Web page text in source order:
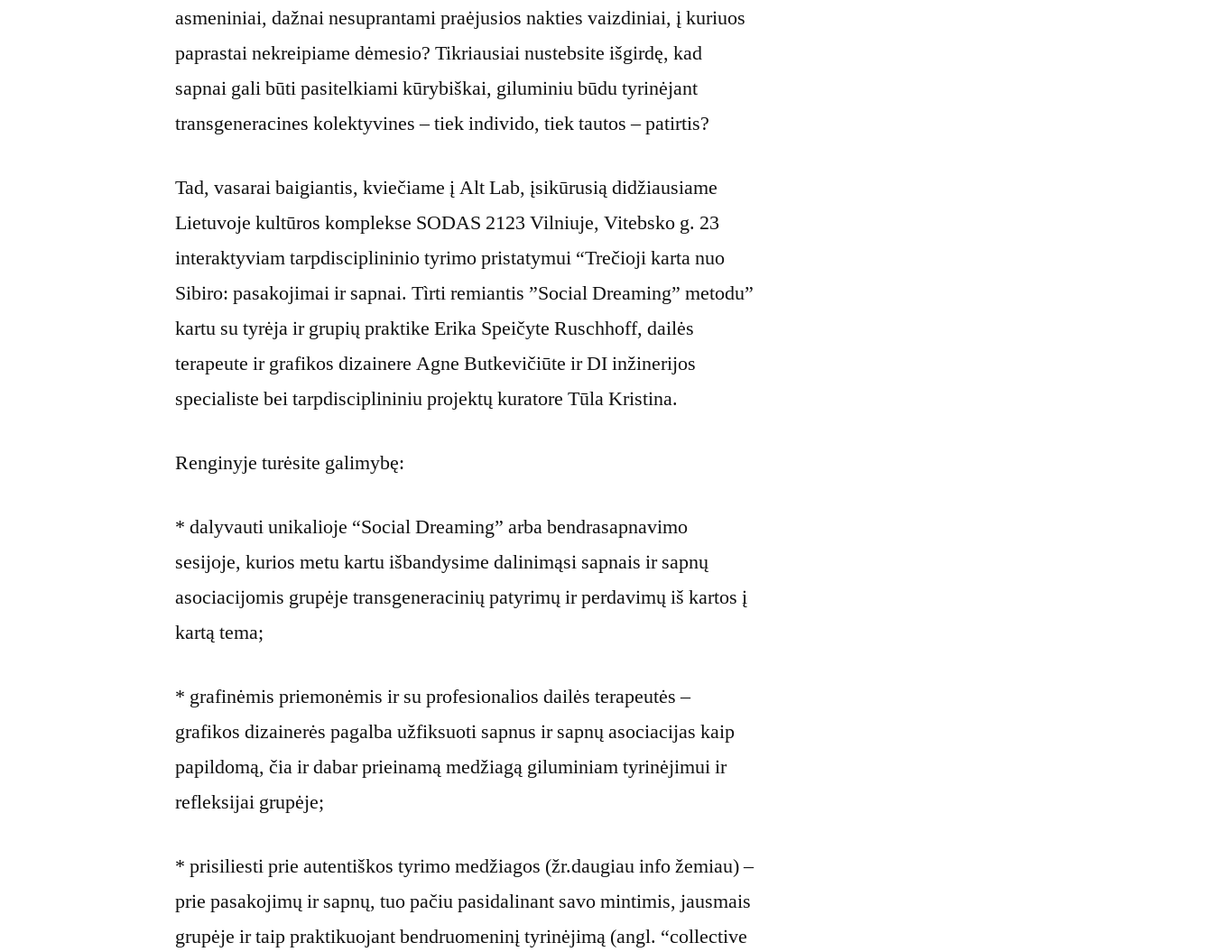
asmeniniai, dažnai nesuprantami praėjusios nakties vaizdiniai, į kuriuos
paprastai nekreipiame dėmesio? Tikriausiai nustebsite išgirdę, kad
sapnai gali būti pasitelkiami kūrybiškai, giluminiu būdu tyrinėjant
transgeneracines kolektyvines – tiek individo, tiek tautos – patirtis?
Tad, vasarai baigiantis, kviečiame į Alt Lab, įsikūrusią didžiausiame
Lietuvoje kultūros komplekse SODAS 2123 Vilniuje, Vitebsko g. 23
interaktyviam tarpdisciplininio tyrimo pristatymui “Trečioji karta nuo
Sibiro: pasakojimai ir sapnai. Tìrti remiantis ”Social Dreaming” metodu”
kartu su tyrėja ir grupių praktike Erika Speičyte Ruschhoff, dailės
terapeute ir grafikos dizainere Agne Butkevičiūte ir DI inžinerijos
specialiste bei tarpdisciplininiu projektų kuratore Tūla Kristina.
Renginyje turėsite galimybę:
* dalyvauti unikalioje “Social Dreaming” arba bendrasapnavimo
sesijoje, kurios metu kartu išbandysime dalinimąsi sapnais ir sapnų
asociacijomis grupėje transgeneracinių patyrimų ir perdavimų iš kartos į
kartą tema;
* grafinėmis priemonėmis ir su profesionalios dailės terapeutės –
grafikos dizainerės pagalba užfiksuoti sapnus ir sapnų asociacijas kaip
papildomą, čia ir dabar prieinamą medžiagą giluminiam tyrinėjimui ir
refleksijai grupėje;
* prisiliesti prie autentiškos tyrimo medžiagos (žr.daugiau info žemiau) –
prie pasakojimų ir sapnų, tuo pačiu pasidalinant savo mintimis, jausmais
grupėje ir taip praktikuojant bendruomeninį tyrinėjimą (angl. “collective